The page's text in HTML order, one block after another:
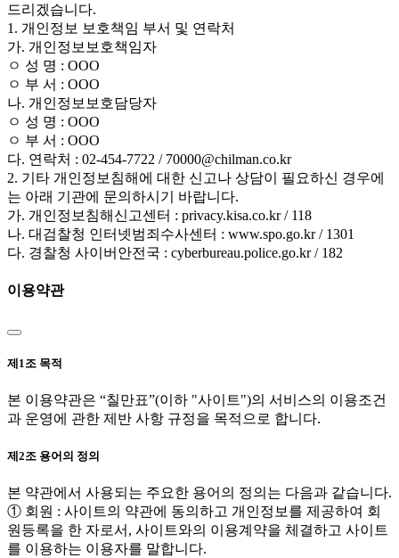
드리겠습니다.
1. 개인정보 보호책임 부서 및 연락처
가. 개인정보보호책임자
ㅇ 성 명 : OOO
ㅇ 부 서 : OOO
나. 개인정보보호담당자
ㅇ 성 명 : OOO
ㅇ 부 서 : OOO
다. 연락처 : 02-454-7722 / 70000@chilman.co.kr
2. 기타 개인정보침해에 대한 신고나 상담이 필요하신 경우에
는 아래 기관에 문의하시기 바랍니다.
가. 개인정보침해신고센터 : privacy.kisa.co.kr / 118
나. 대검찰청 인터넷범죄수사센터 : www.spo.go.kr / 1301
다. 경찰청 사이버안전국 : cyberbureau.police.go.kr / 182
이용약관
제1조 목적
본 이용약관은 “칠만표”(이하 "사이트")의 서비스의 이용조건
과 운영에 관한 제반 사항 규정을 목적으로 합니다.
제2조 용어의 정의
본 약관에서 사용되는 주요한 용어의 정의는 다음과 같습니다.
① 회원 : 사이트의 약관에 동의하고 개인정보를 제공하여 회
원등록을 한 자로서, 사이트와의 이용계약을 체결하고 사이트
를 이용하는 이용자를 말합니다.